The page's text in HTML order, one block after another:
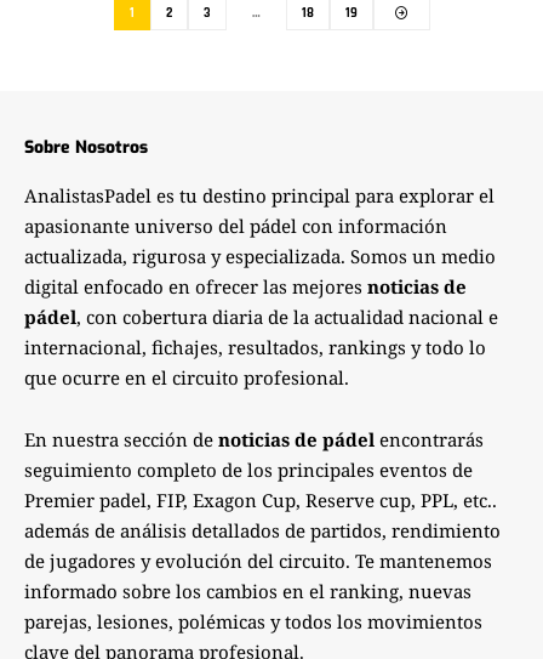
1 2 3 … 18 19
Sobre Nosotros
AnalistasPadel es tu destino principal para explorar el
apasionante universo del pádel con información
actualizada, rigurosa y especializada. Somos un medio
digital enfocado en ofrecer las mejores noticias de
pádel, con cobertura diaria de la actualidad nacional e
internacional, fichajes, resultados, rankings y todo lo
que ocurre en el circuito profesional.
En nuestra sección de noticias de pádel encontrarás
seguimiento completo de los principales eventos de
Premier padel, FIP, Exagon Cup, Reserve cup, PPL, etc..
además de análisis detallados de partidos, rendimiento
de jugadores y evolución del circuito. Te mantenemos
informado sobre los cambios en el ranking, nuevas
parejas, lesiones, polémicas y todos los movimientos
clave del panorama profesional.